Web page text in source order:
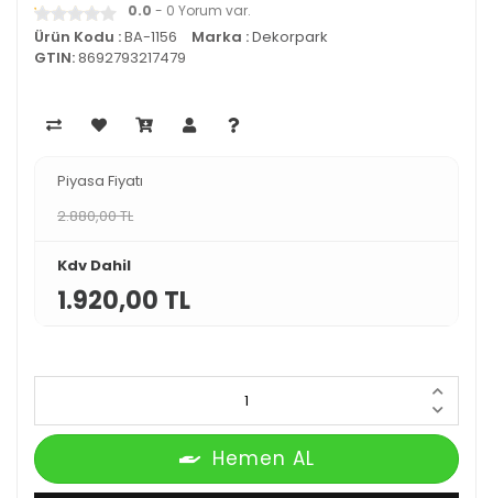
0.0 - 0 Yorum var.
Ürün Kodu :BA-1156 Marka :Dekorpark
GTIN:8692793217479
Piyasa Fiyatı
2.880,00 TL
Kdv Dahil
1.920,00 TL
Hemen AL